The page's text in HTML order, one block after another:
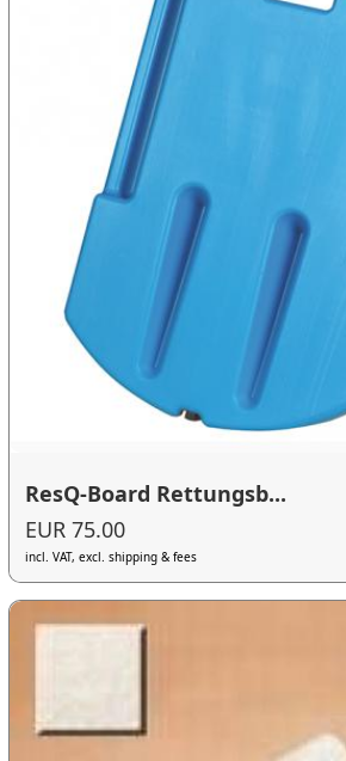
ResQ-Board Rettungsb...
EUR 75.00
incl. VAT, excl. shipping & fees